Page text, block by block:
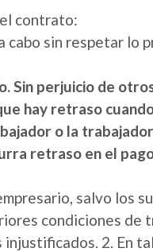
contrato:
sin respetar lo
perjuicio de
hay retraso
o la
retraso en el
salvo los
condiciones de
2. En